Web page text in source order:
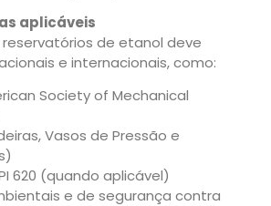
aplicáveis
de etanol deve
e internacionais, como:
Society of Mechanical
Vasos de Pressão e
620 (quando aplicável)
e de segurança contra